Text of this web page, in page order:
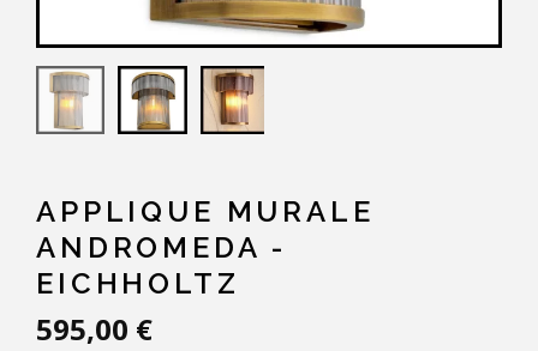
APPLIQUE MURALE
ANDROMEDA -
EICHHOLTZ
595,00 €